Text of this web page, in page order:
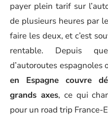
payer plein tarif sur
de plusieurs heures par
faire les deux, et c’est
rentable. Depuis
d’autoroutes espagnoles
en Espagne couvre
grands axes, ce qui
pour un road trip France-